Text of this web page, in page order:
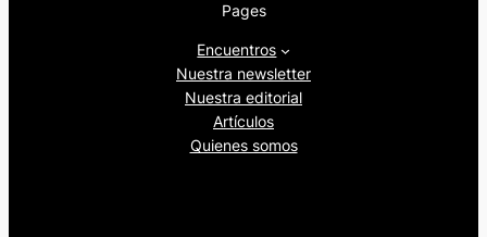
Pages
Encuentros
Nuestra newsletter
Nuestra editorial
Artículos
Quienes somos